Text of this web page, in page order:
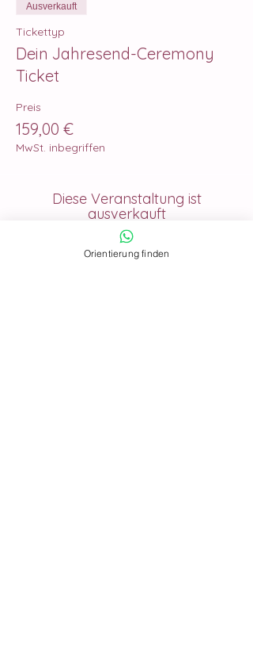
Ausverkauft
Tickettyp
Dein Jahresend-Ceremony
Ticket
Preis
159,00 €
MwSt. inbegriffen
Diese Veranstaltung ist
ausverkauft
Orientierung finden